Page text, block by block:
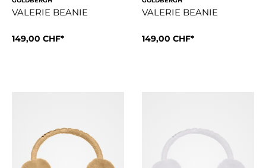
VALERIE BEANIE
Style Details1x1-RippstrickUmschlagband mit farblich
149,00 CHF*
VALERIE BEANIE
Style Details1x1-
149,00 CHF*